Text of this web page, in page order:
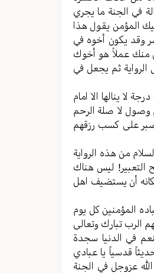
في الجنة ما يجري
المؤمن یقول هذا
وقد یکون أخوه في
منك عملاً هو أخوك
ثم یجعل في
لا ینالها الا امام
وصول لا صلة الرحم
یصبر علی کسب رزقهم
من هذه الروایة
التعبیر! لیس هناك
أن یستضیف اهل
المؤمنین کل یوم
الرب تبارك وتعالى
في الدنیا سجدة
قدسیاً یا عبادي
عزوجل في الجنة